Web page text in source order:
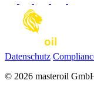
Datenschutz
© 2026 masteroil